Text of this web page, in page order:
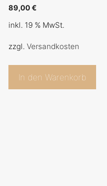
0
v
n
89,00€
inkl. 19 % MwSt.
zzgl. Versandkosten
In den Warenkorb